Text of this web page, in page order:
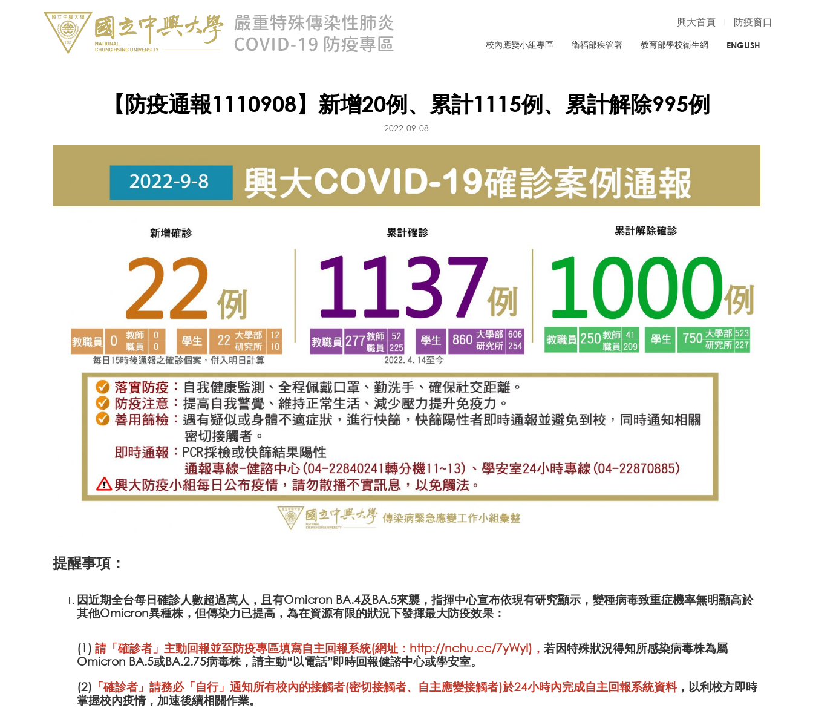
興大首頁 防疫窗口
校內應變小組專區 衛福部疾管署 教育部學校衛生網 ENGLISH
【防疫通報1110908】新增20例、累計1115例、累計解除995例
2022-09-08
提醒事項：
因近期全台每日確診人數超過萬人，且有Omicron BA.4及BA.5來襲，指揮中心宣布依現有研究顯示，變種病毒致重症機率無明顯高於
其他Omicron異種株，但傳染力已提高，為在資源有限的狀況下發揮最大防疫效果：
(1) 請「確診者」主動回報並至防疫專區填寫自主回報系統(網址： http://nchu.cc/7yWyI) ， 若因特殊狀況得知所感染病毒株為屬
Omicron BA.5或BA.2.75病毒株，請主動“以電話”即時回報健諮中心或學安室。
(2) 「確診者」請務必「自行」通知所有校內的接觸者(密切接觸者、自主應變接觸者)於24小時內完成自主回報系統資料，以利校方即時
掌握校內疫情，加速後續相關作業。